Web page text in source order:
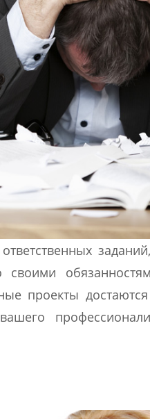
своими
проекты